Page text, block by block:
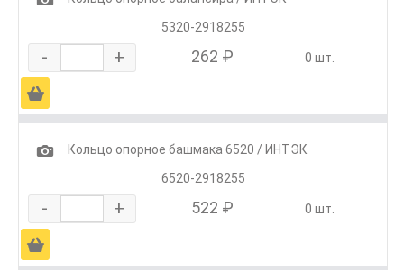
5320-2918255
- + 262 ₽ 0 шт.
Ä
1
Кольцо опорное башмака 6520 / ИНТЭК
6520-2918255
- + 522 ₽ 0 шт.
Ä